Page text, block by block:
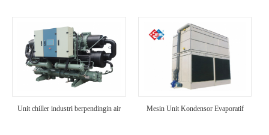
Unit chiller industri berpendingin air Mesin Unit Kondensor Evaporatif